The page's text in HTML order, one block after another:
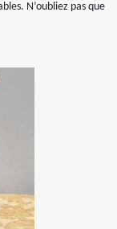
N’oubliez pas que